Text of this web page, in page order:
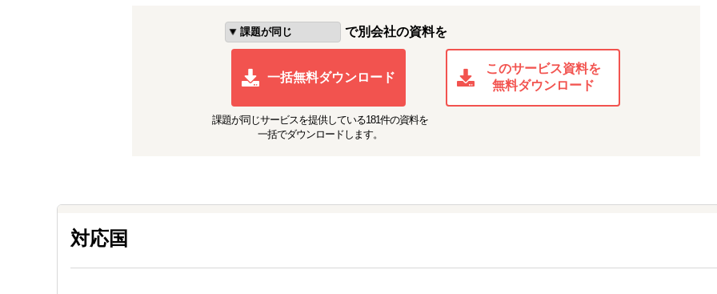
で別会社の資料を
一括無料ダウンロード
このサービス資料を
無料ダウンロード
課題が同じサービスを提供している181件の資料を
一括でダウンロードします。
対応国